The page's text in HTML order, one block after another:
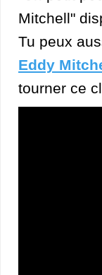
Mitchell"
Tu peux
Eddy
tourner ce